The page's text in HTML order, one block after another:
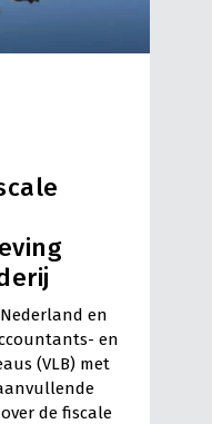
en
en
(VLB) met
de fiscale